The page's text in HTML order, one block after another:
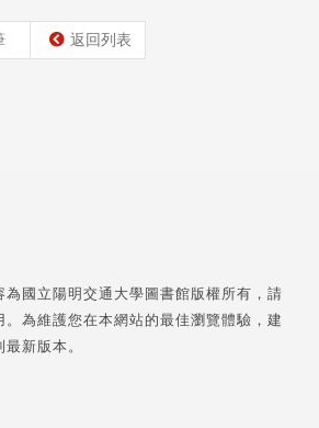
返回列表
為國立陽明交通大學圖書館版權所有，請
為維護您在本網站的最佳瀏覽體驗，建
新版本。